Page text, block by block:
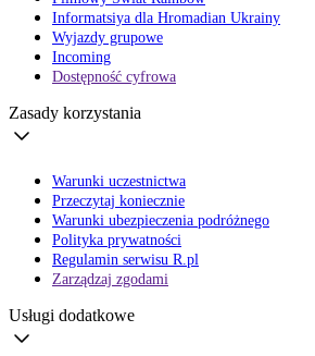
Informatsiya dla Hromadian Ukrainy
Wyjazdy grupowe
Incoming
Dostępność cyfrowa
Zasady korzystania
Warunki uczestnictwa
Przeczytaj koniecznie
Warunki ubezpieczenia podróżnego
Polityka prywatności
Regulamin serwisu R.pl
Zarządzaj zgodami
Usługi dodatkowe